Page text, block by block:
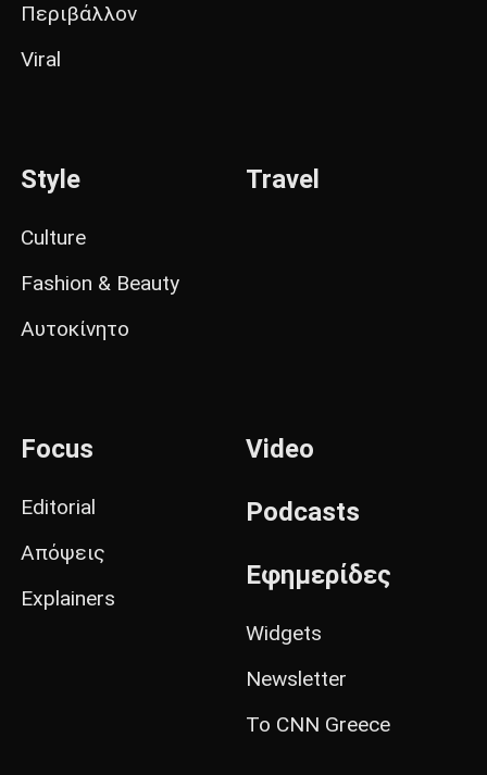
Περιβάλλον
Viral
Style
Culture
Fashion & Beauty
Αυτοκίνητο
Travel
Focus
Editorial
Απόψεις
Explainers
Video
Podcasts
Εφημερίδες
Widgets
Newsletter
Το CNN Greece